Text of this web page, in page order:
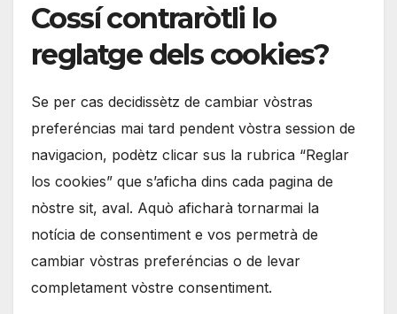
Cossí contraròtli lo
reglatge dels cookies?
Se per cas decidissètz de cambiar vòstras
preferéncias mai tard pendent vòstra session de
navigacion, podètz clicar sus la rubrica “Reglar
los cookies” que s’aficha dins cada pagina de
nòstre sit, aval. Aquò aficharà tornarmai la
notícia de consentiment e vos permetrà de
cambiar vòstras preferéncias o de levar
completament vòstre consentiment.